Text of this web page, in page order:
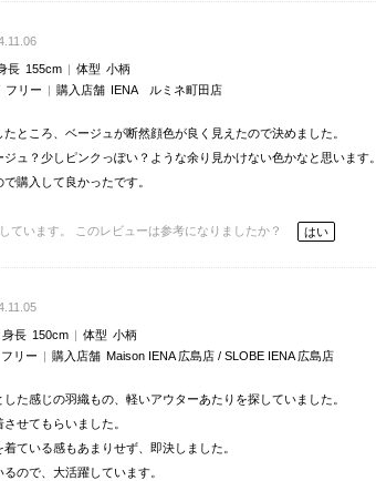
長 155cm 体型 小柄
フリー 購入店舗 IENA ルミネ町田店
たところ、ベージュが断然顔色が良く見えたので決めました。
ュ？少しピンクっぽい？ような余り見かけない色かなと思います。
購入して良かったです。
ています。 このレビューは参考になりましたか？ はい
身長 150cm 体型 小柄
フリー 購入店舗 Maison IENA 広島店 / SLOBE IENA 広島店
た感じの羽織もの、軽いアウターあたりを探していました。
せてもらいました。
ている感もあまりせず、即決しました。
ので、大活躍しています。